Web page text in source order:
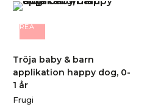
REA
Tröja baby & barn
applikation happy dog, 0-
1 år
Frugi